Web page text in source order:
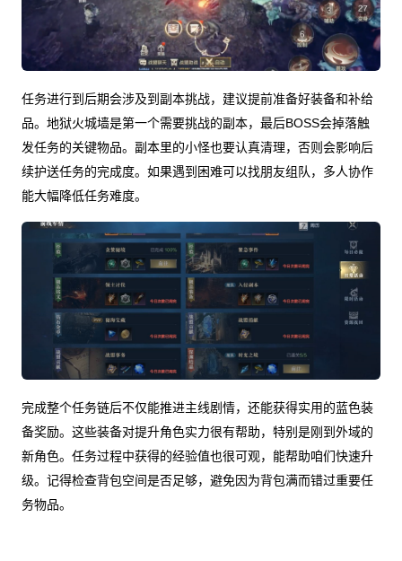
任务进行到后期会涉及到副本挑战，建议提前准备好装备和补给
品。地狱火城墙是第一个需要挑战的副本，最后BOSS会掉落触
发任务的关键物品。副本里的小怪也要认真清理，否则会影响后
续护送任务的完成度。如果遇到困难可以找朋友组队，多人协作
能大幅降低任务难度。
完成整个任务链后不仅能推进主线剧情，还能获得实用的蓝色装
备奖励。这些装备对提升角色实力很有帮助，特别是刚到外域的
新角色。任务过程中获得的经验值也很可观，能帮助咱们快速升
级。记得检查背包空间是否足够，避免因为背包满而错过重要任
务物品。